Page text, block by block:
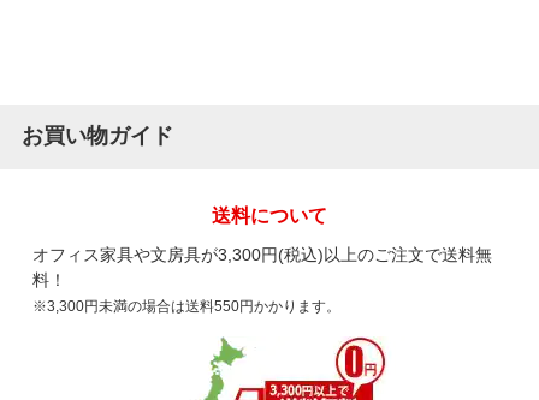
お買い物ガイド
送料について
オフィス家具や文房具が3,300円(税込)以上のご注文で送料無
料！
※3,300円未満の場合は送料550円かかります。